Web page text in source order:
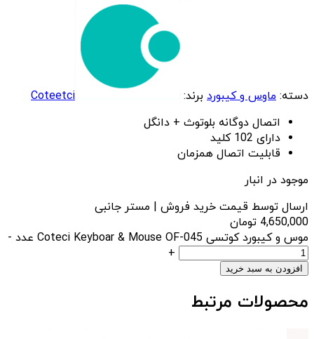
دسته: ماوس و کیبورد برند:
Coteetci
اتصال دوگانه بلوتوث + دانگل
دارای 102 کلید
قابلیت اتصال همزمان
موجود در انبار
ارسال توسط قیمت خرید فروش | مستر جانبی
4,650,000 تومان
موس و کیبورد کوتسی Coteci Keyboar & Mouse OF-045 عدد
-
+
افزودن به سبد خرید
محصولات مرتبط